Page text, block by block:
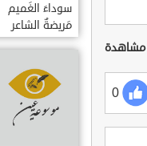
0
سوداءَ الغَميم
مَريضةٌ الشاعر
العوام بن عقبة